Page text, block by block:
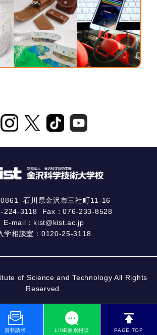
資料請求 LINE個別相談 PAGE TOP
石川県金沢市三社町11-16
224-3118
Fax：076-233-8528
E-mail： kist@kist.ac.jp
学相談室： 0120-25-3118
of Science and Technology All Rights
Reserved.